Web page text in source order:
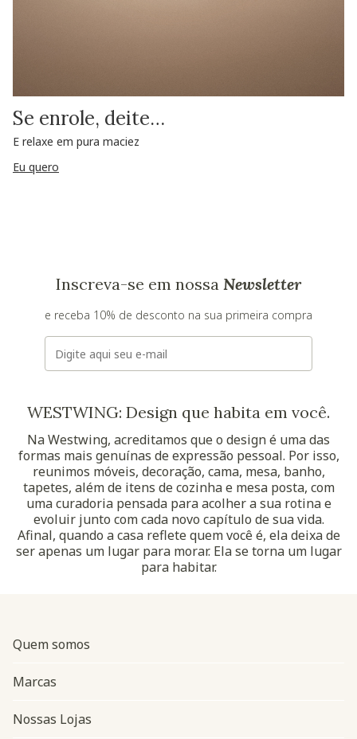
Se enrole, deite…
E relaxe em pura maciez
Eu quero
Inscreva-se em nossa Newsletter
e receba 10% de desconto na sua primeira compra
E-mail
WESTWING: Design que habita em você.
Na Westwing, acreditamos que o design é uma das
formas mais genuínas de expressão pessoal. Por isso,
reunimos móveis, decoração, cama, mesa, banho,
tapetes, além de itens de cozinha e mesa posta, com
uma curadoria pensada para acolher a sua rotina e
evoluir junto com cada novo capítulo de sua vida.
Afinal, quando a casa reflete quem você é, ela deixa de
ser apenas um lugar para morar. Ela se torna um lugar
para habitar.
Quem somos
Marcas
Nossas Lojas